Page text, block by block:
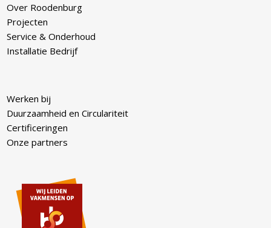
Over Roodenburg
Projecten
Service & Onderhoud
Installatie Bedrijf
Werken bij
Duurzaamheid en Circulariteit
Certificeringen
Onze partners